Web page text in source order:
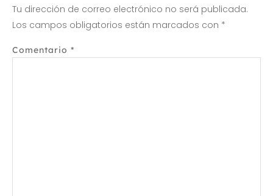
Tu dirección de correo electrónico no será publicada.
Los campos obligatorios están marcados con *
Comentario *